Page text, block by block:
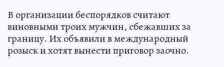
В организации беспорядков считают
виновными троих мужчин, сбежавших за
границу. Их объявили в международный
розыск и хотят вынести приговор заочно.